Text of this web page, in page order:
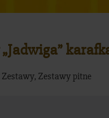
Zestawy, Zestawy pitne